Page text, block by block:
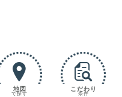
地図
で探す
こだわり
条件